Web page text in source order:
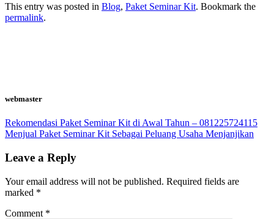
This entry was posted in Blog, Paket Seminar Kit. Bookmark the
permalink.
webmaster
Rekomendasi Paket Seminar Kit di Awal Tahun – 081225724115
Menjual Paket Seminar Kit Sebagai Peluang Usaha Menjanjikan
Leave a Reply
Your email address will not be published. Required fields are
marked *
Comment *